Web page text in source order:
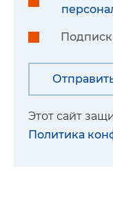
Этот сайт
Политика